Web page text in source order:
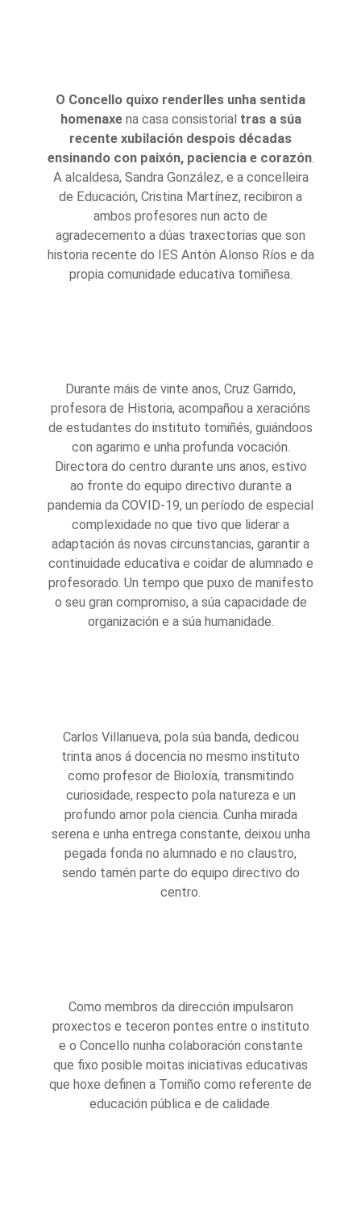
O Concello quixo renderlles unha sentida
homenaxena casa consistorial tras a súa
recente xubilación despois décadas
ensinando con paixón, paciencia e corazón.
A alcaldesa, Sandra González, e a concelleira
de Educación, Cristina Martínez, recibiron a
ambos profesores nun acto de
agradecemento a dúas traxectorias que son
historia recente do IES Antón Alonso Ríos e da
propia comunidade educativa tomiñesa.
Durante máis de vinte anos, Cruz Garrido,
profesora de Historia, acompañou a xeracións
de estudantes do instituto tomiñés, guiándoos
con agarimo e unha profunda vocación.
Directora do centro durante uns anos, estivo
ao fronte do equipo directivo durante a
pandemia da COVID-19, un período de especial
complexidade no que tivo que liderar a
adaptación ás novas circunstancias, garantir a
continuidade educativa e coidar de alumnado e
profesorado. Un tempo que puxo de manifesto
o seu gran compromiso, a súa capacidade de
organización e a súa humanidade.
Carlos Villanueva, pola súa banda, dedicou
trinta anos á docencia no mesmo instituto
como profesor de Bioloxía, transmitindo
curiosidade, respecto pola natureza e un
profundo amor pola ciencia. Cunha mirada
serena e unha entrega constante, deixou unha
pegada fonda no alumnado e no claustro,
sendo tamén parte do equipo directivo do
centro.
Como membros da dirección impulsaron
proxectos e teceron pontes entre o instituto
e o Concello nunha colaboración constante
que fixo posible moitas iniciativas educativas
que hoxe definen a Tomiño como referente de
educación pública e de calidade.